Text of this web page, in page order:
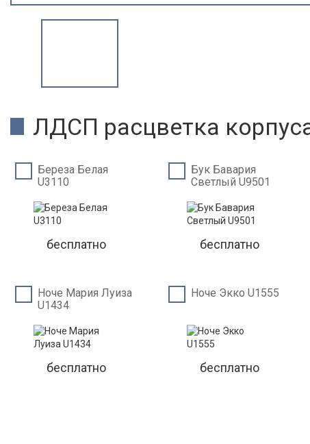
ЛДСП расцветка
Береза Белая
U3110
бесплатно
Бук Бавария
Светлый U9501
бесплатно
Ноче Мария Луиза
U1434
бесплатно
Ноче Экко U1555
бесплатно